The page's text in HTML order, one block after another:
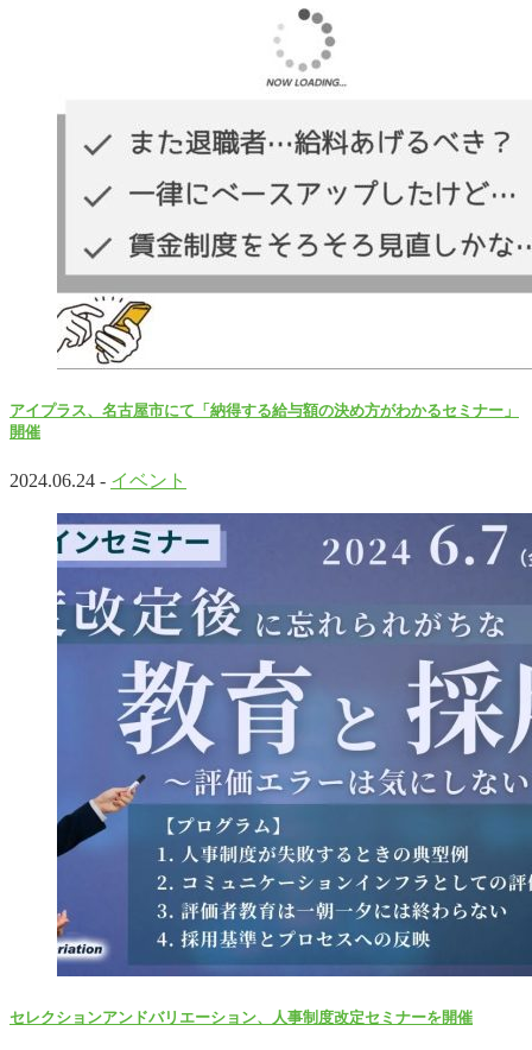
アイプラス、名古屋市にて「納得する給与額の決め方がわかるセミナー」
開催
2024.06.24 - イベント
セレクションアンドバリエーション、人事制度改定セミナーを開催